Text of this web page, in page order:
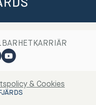
KARRIÄR
& Cookies